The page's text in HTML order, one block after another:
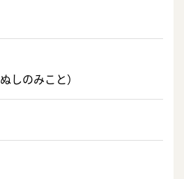
しのみこと）